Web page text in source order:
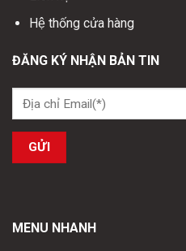
Hệ thống cửa hàng
ĐĂNG KÝ NHẬN BẢN TIN
MENU NHANH